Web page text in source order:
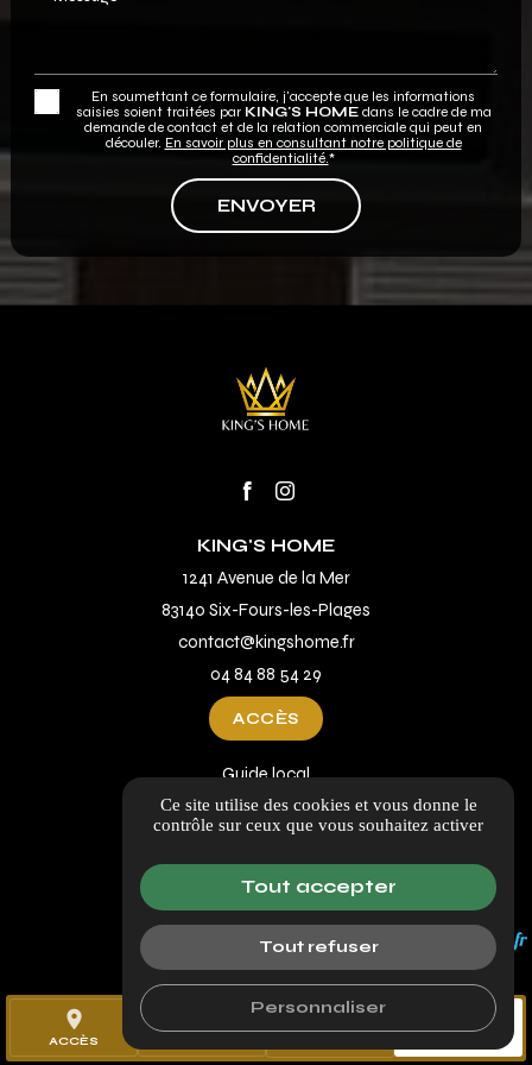
En soumettant ce formulaire, j'accepte que les informations
saisies soient traitées par KING'S HOMEdans le cadre de ma
demande de contact et de la relation commerciale qui peut en
découler. En savoir plus en consultant notre politique de
confidentialité.*
place
ACCÈS
KING'S HOME
1241 Avenue de la Mer
83140 Six-Fours-les-Plages
contact@kingshome.fr
04 84 88 54 29
ACCÈS
Guide local
Informations complémentaires
Mentions légales
Politique de confidentialité
Ce site utilise des cookies et vous donne le
contrôle sur ceux que vous souhaitez activer
Tout accepter
Tout refuser
Personnaliser